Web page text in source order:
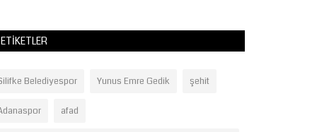
ETIKETLER
Belediyespor Yunus Emre Gedik şehit
afad